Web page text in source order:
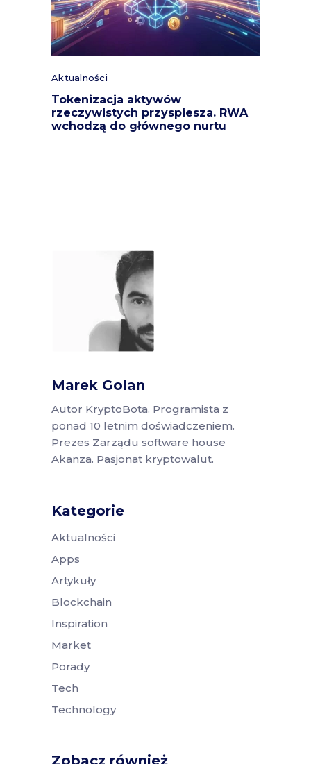
Aktualności
Tokenizacja aktywów
rzeczywistych przyspiesza. RWA
wchodzą do głównego nurtu
Marek Golan
Autor KryptoBota. Programista z
ponad 10 letnim doświadczeniem.
Prezes Zarządu software house
Akanza. Pasjonat kryptowalut.
Kategorie
Aktualności
Apps
Artykuły
Blockchain
Inspiration
Market
Porady
Tech
Technology